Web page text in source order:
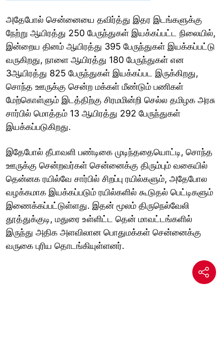
அதேபோல் சென்னையை தவிர்த்து இதர இடங்களுக்கு
நேற்று ஆயிரத்து 250 பேருந்துகள் இயக்கப்பட்ட நிலையில்,
இன்றைய தினம் ஆயிரத்து 395 பேருந்துகள் இயக்கப்பட்டு
வருகிறது, நாளை ஆயிரத்து 180 பேருந்துகள் என
3ஆயிரத்து 825 பேருந்துகள் இயக்கப்பட இருக்கிறது,
சொந்த ஊருக்கு சென்ற மக்கள் மீண்டும் பணிகள்
மேற்கொள்ளும் இடத்திற்கு சிரமமின்றி செல்ல தமிழக அரசு
சார்பில் மொத்தம் 13 ஆயிரத்து 292 பேருந்துகள்
இயக்கப்படுகிறது.
இதேபோல் தீபாவளி பண்டிகை முடிந்ததையொட்டி, சொந்த
ஊருக்கு சென்றவர்கள் சென்னைக்கு திரும்பும் வகையில்
தென்னக ரயில்வே சார்பில் சிறப்பு ரயில்களும், அதேபோல
வழக்கமாக இயக்கப்படும் ரயில்களில் கூடுதல் பெட்டிகளும்
இணைக்கப்பட்டுள்ளது. இதன் மூலம் திருநெல்வேலி
தூத்துக்குடி, மதுரை உள்ளிட்ட தென் மாவட்டங்களில்
இருந்து அதிக அளவிலான பொதுமக்கள் சென்னைக்கு
வருகை புரிய தொடங்கியுள்ளனர்.